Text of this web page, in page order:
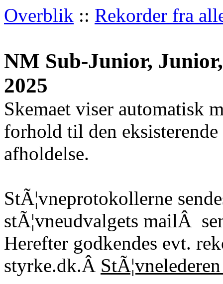
Overblik :: Rekorder fra
NM Sub-Junior,
2025
Skemaet viser automatisk
forhold til den
afholdelse.
StÃ¦vneprotokollerne
stÃ¦vneudvalgets mailÂ
Herefter godkendes evt.
styrke.dk.Â